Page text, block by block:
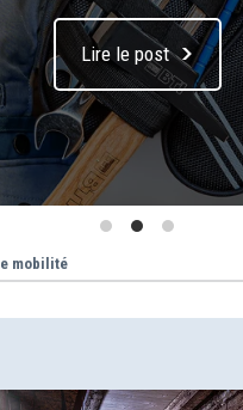
souhaitent-ils ? Lisez
informatique
Bernhard S. dans cet
Lire le post